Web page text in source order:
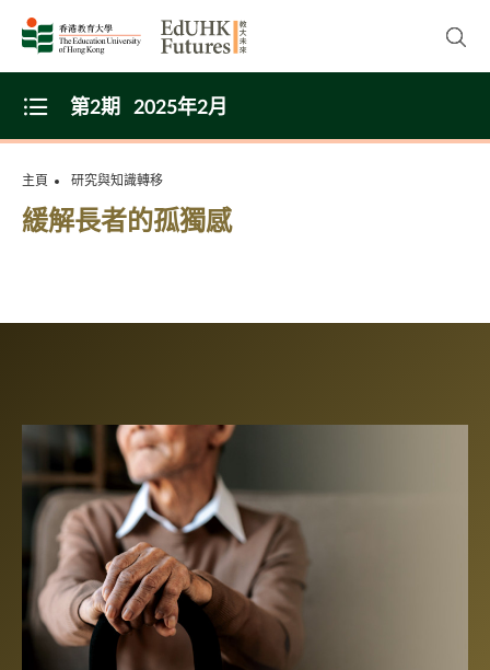
開
Open Menu
第2期 2025年2月
主頁 研究與知識轉移
緩解長者的孤獨感